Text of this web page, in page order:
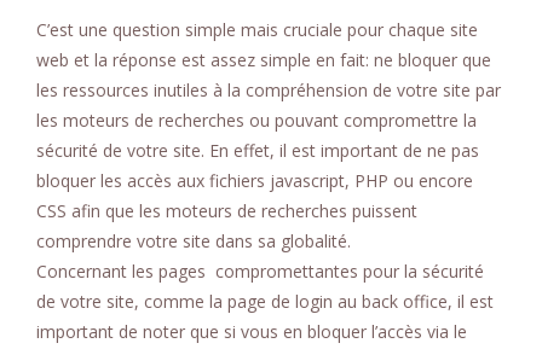
C’est une question simple mais cruciale pour chaque site
web et la réponse est assez simple en fait: ne bloquer que
les ressources inutiles à la compréhension de votre site par
les moteurs de recherches ou pouvant compromettre la
sécurité de votre site. En effet, il est important de ne pas
bloquer les accès aux fichiers javascript, PHP ou encore
CSS afin que les moteurs de recherches puissent
comprendre votre site dans sa globalité.
Concernant les pages compromettantes pour la sécurité
de votre site, comme la page de login au back office, il est
important de noter que si vous en bloquer l’accès via le